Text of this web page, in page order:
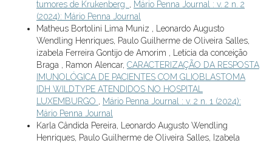
tumores de Krukenberg. , Mário Penna Journal : v. 2 n. 2
(2024): Mário Penna Journal
Matheus Bortolini Lima Muniz , Leonardo Augusto
Wendling Henriques, Paulo Guilherme de Oliveira Salles,
izabela Ferreira Gontijo de Amorim , Letícia da conceição
Braga , Ramon Alencar, CARACTERIZAÇÃO DA RESPOSTA
IMUNOLÓGICA DE PACIENTES COM GLIOBLASTOMA
IDH WILDTYPE ATENDIDOS NO HOSPITAL
LUXEMBURGO , Mário Penna Journal : v. 2 n. 1 (2024):
Mário Penna Journal
Karla Cândida Pereira, Leonardo Augusto Wendling
Henriques, Paulo Guilherme de Oliveira Salles, Izabela